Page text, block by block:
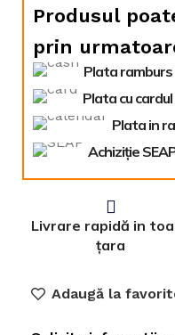
Produsul
prin
Plata ramburs
Plata cu cardul
Plata in
Achiziție
Livrare rapidă in
țara
Adaugă la